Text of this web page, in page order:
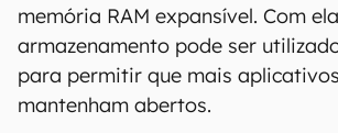
memória RAM expansível. Com
armazenamento pode ser
para permitir que mais
mantenham abertos.